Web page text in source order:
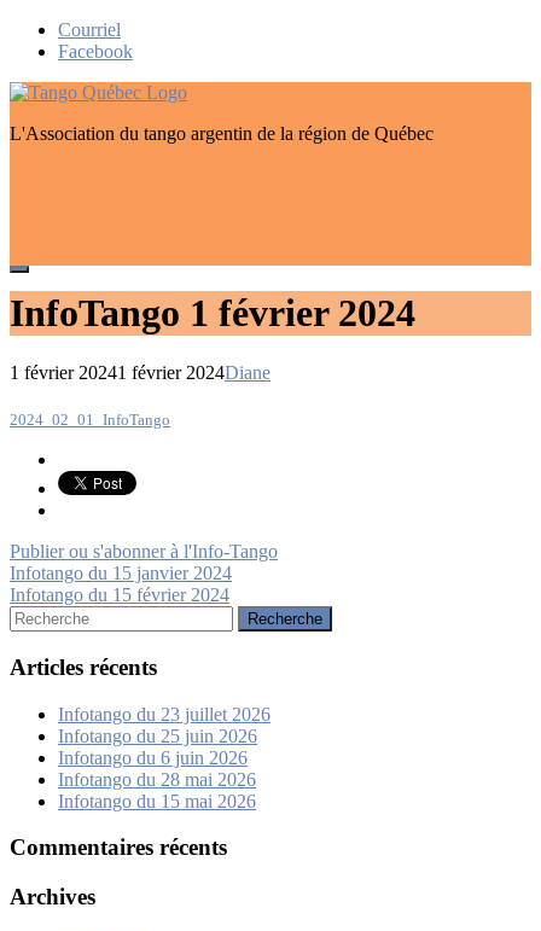
Skip
Courriel
Facebook
L'Association du tango argentin de la région de Québec
InfoTango 1 février 2024
1 février 20241 février 2024Diane
de
l’article
2024_02_01_InfoTango
Publier ou s'abonner à l'Info-Tango
Navigation
de
l’article
Infotango du 15 janvier 2024
Infotango du 15 février 2024
Rechercher:
Articles récents
Infotango du 23 juillet 2026
Infotango du 25 juin 2026
Infotango du 6 juin 2026
Infotango du 28 mai 2026
Infotango du 15 mai 2026
Commentaires récents
Archives